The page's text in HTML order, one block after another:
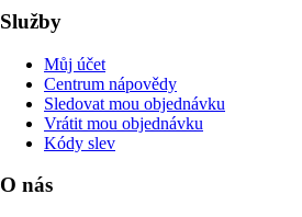
Služby
Můj účet
Centrum nápovědy
Sledovat mou objednávku
Vrátit mou objednávku
Kódy slev
O nás